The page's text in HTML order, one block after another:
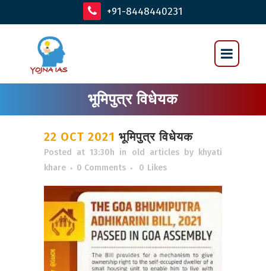
+91-8448440231
भूमिपुत्र विधेयक
22 OCT 2021 भूमिपुत्र विधेयक
Posted at 13:30h in old articles by
khyati
khare
0 Comments 0 Likes